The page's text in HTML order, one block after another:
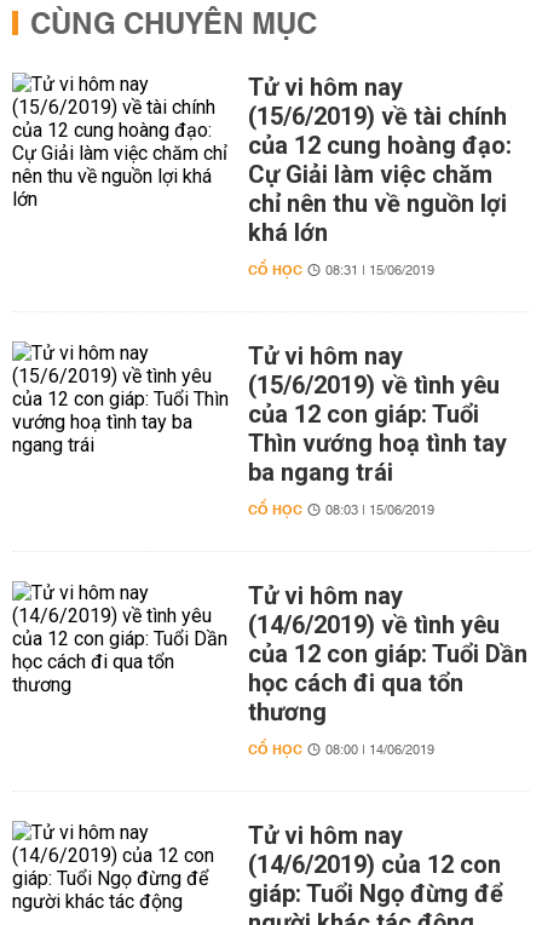
CÙNG CHUYÊN MỤC
Tử vi hôm nay
(15/6/2019) về tài chính
của 12 cung hoàng đạo:
Cự Giải làm việc chăm
chỉ nên thu về nguồn lợi
khá lớn
CỔ HỌC 08:31 | 15/06/2019
Tử vi hôm nay
(15/6/2019) về tình yêu
của 12 con giáp: Tuổi
Thìn vướng hoạ tình tay
ba ngang trái
CỔ HỌC 08:03 | 15/06/2019
Tử vi hôm nay
(14/6/2019) về tình yêu
của 12 con giáp: Tuổi Dần
học cách đi qua tổn
thương
CỔ HỌC 08:00 | 14/06/2019
Tử vi hôm nay
(14/6/2019) của 12 con
giáp: Tuổi Ngọ đừng để